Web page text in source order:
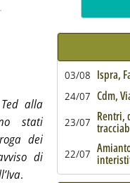
alla
stati
dei
di
.
03/08 Ispra,
24/07 Cdm,
23/07 Rentri,
22/07